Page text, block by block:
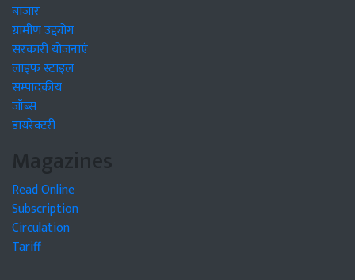
बाजार
ग्रामीण उद्द्योग
सरकारी योजनाएं
लाइफ स्टाइल
सम्पादकीय
जॉब्स
डायरेक्टरी
Magazines
Read Online
Subscription
Circulation
Tariff